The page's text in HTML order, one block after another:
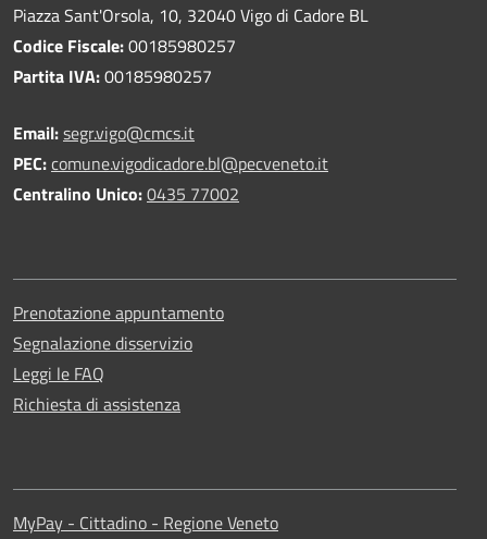
Piazza Sant'Orsola, 10, 32040 Vigo di Cadore BL
Codice Fiscale:00185980257
Partita IVA:00185980257
Email:segr.vigo@cmcs.it
PEC:comune.vigodicadore.bl@pecveneto.it
Centralino Unico:0435 77002
Prenotazione appuntamento
Segnalazione disservizio
Leggi le FAQ
Richiesta di assistenza
MyPay - Cittadino - Regione Veneto